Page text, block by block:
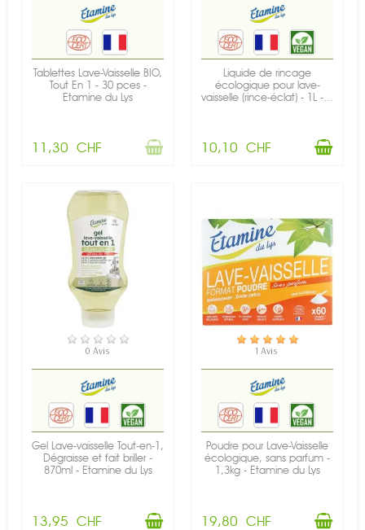
Tablettes Lave-Vaisselle BIO,
Tout En 1 - 30 pces -
Etamine du Lys
11,30 CHF
Liquide de rincage
écologique pour lave-
vaisselle (rince-éclat) - 1L -...
10,10 CHF
EN STOCK
0 Avis
Gel Lave-vaisselle Tout-en-1,
Dégraisse et fait briller -
870ml - Etamine du Lys
13,95 CHF
EN STOCK
1 Avis
Poudre pour Lave-Vaisselle
écologique, sans parfum -
1,3kg - Etamine du Lys
19,80 CHF